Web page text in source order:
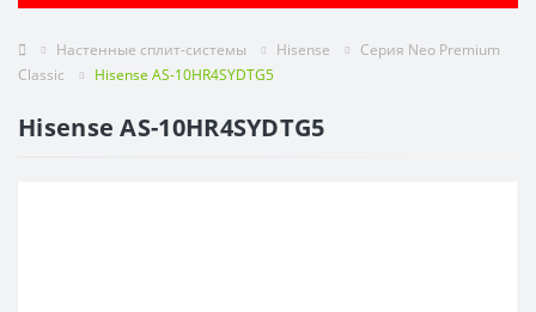
Настенные сплит-системы Hisense
Серия Neo Premium
Classic
Hisense AS-10HR4SYDTG5
Hisense AS-10HR4SYDTG5